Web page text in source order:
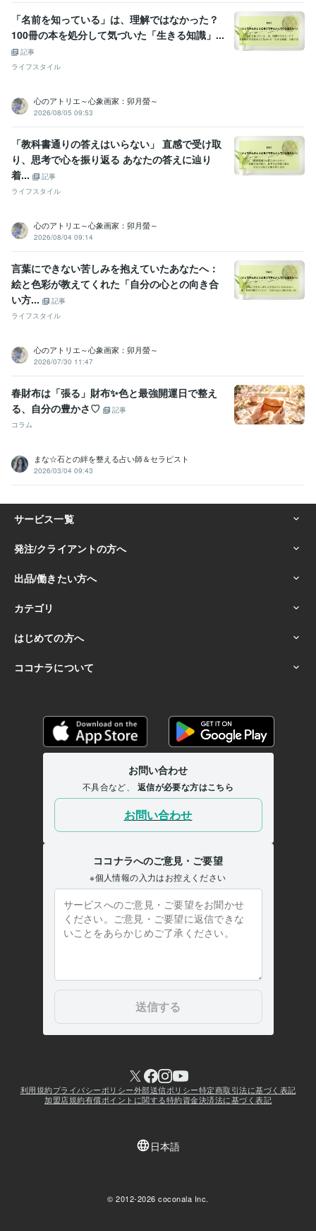
「名前を知っている」は、理解ではなかった？
100冊の本を処分して気づいた「生きる知識」...
記事
ライフスタイル
心のアトリエ～心象画家：卯月螢～
2026/08/05 09:53
「教科書通りの答えはいらない」 直感で受け取
り、思考で心を振り返る あなたの答えに辿り
着...
記事
ライフスタイル
心のアトリエ～心象画家：卯月螢～
2026/08/04 09:14
言葉にできない苦しみを抱えていたあなたへ：
絵と色彩が教えてくれた「自分の心との向き合
い方...
記事
ライフスタイル
心のアトリエ～心象画家：卯月螢～
2026/07/30 11:47
春財布は「張る」財布✨色と最強開運日で整え
る、自分の豊かさ♡
記事
コラム
まな☆石との絆を整える占い師＆セラピスト
2026/03/04 09:43